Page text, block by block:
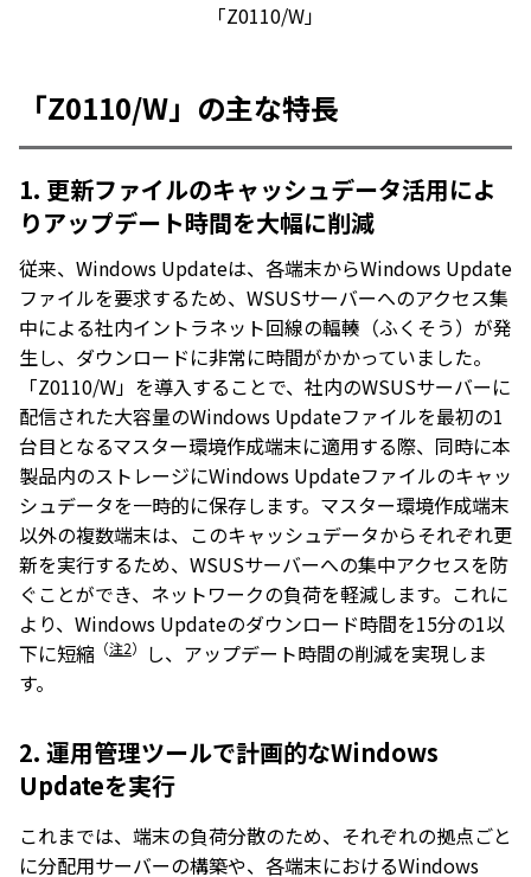
「Z0110/W」
「Z0110/W」の主な特長
1. 更新ファイルのキャッシュデータ活用によ
りアップデート時間を大幅に削減
従来、Windows Updateは、各端末からWindows Update
ファイルを要求するため、WSUSサーバーへのアクセス集
中による社内イントラネット回線の輻輳（ふくそう）が発
生し、ダウンロードに非常に時間がかかっていました。
「Z0110/W」を導入することで、社内のWSUSサーバーに
配信された大容量のWindows Updateファイルを最初の1
台目となるマスター環境作成端末に適用する際、同時に本
製品内のストレージにWindows Updateファイルのキャッ
シュデータを一時的に保存します。マスター環境作成端末
以外の複数端末は、このキャッシュデータからそれぞれ更
新を実行するため、WSUSサーバーへの集中アクセスを防
ぐことができ、ネットワークの負荷を軽減します。これに
より、Windows Updateのダウンロード時間を15分の1以
下に短縮 （注2）
し、アップデート時間の削減を実現しま
す。
2. 運用管理ツールで計画的なWindows
Updateを実行
これまでは、端末の負荷分散のため、それぞれの拠点ごと
に分配用サーバーの構築や、各端末におけるWindows